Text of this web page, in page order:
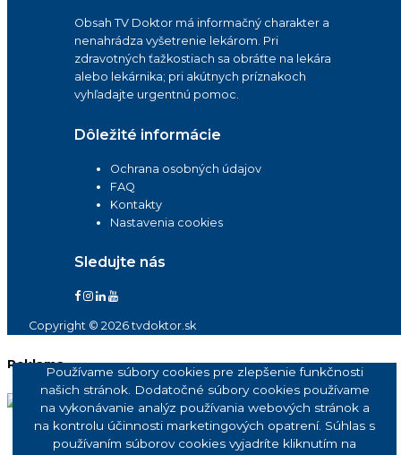
Obsah TV Doktor má informačný charakter a
nenahrádza vyšetrenie lekárom. Pri
zdravotných ťažkostiach sa obráťte na lekára
alebo lekárnika; pri akútnych príznakoch
vyhľadajte urgentnú pomoc.
Dôležité informácie
Ochrana osobných údajov
FAQ
Kontakty
Nastavenia cookies
Sledujte nás
Copyright © 2026 tvdoktor.sk
Reklama
Používame súbory cookies pre zlepšenie funkčnosti
našich stránok. Dodatočné súbory cookies používame
na vykonávanie analýz používania webových stránok a
na kontrolu účinnosti marketingových opatrení. Súhlas s
používaním súborov cookies vyjadríte kliknutím na